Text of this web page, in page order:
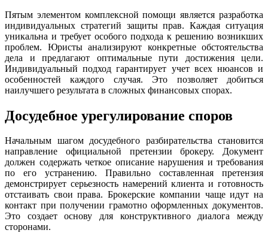
Пятым элементом комплексной помощи является разработка
индивидуальных стратегий защиты прав. Каждая ситуация
уникальна и требует особого подхода к решению возникших
проблем. Юристы анализируют конкретные обстоятельства
дела и предлагают оптимальные пути достижения цели.
Индивидуальный подход гарантирует учет всех нюансов и
особенностей каждого случая. Это позволяет добиться
наилучшего результата в сложных финансовых спорах.
Досудебное урегулирование споров
Начальным шагом досудебного разбирательства становится
направление официальной претензии брокеру. Документ
должен содержать четкое описание нарушения и требования
по его устранению. Правильно составленная претензия
демонстрирует серьезность намерений клиента и готовность
отстаивать свои права. Брокерские компании чаще идут на
контакт при получении грамотно оформленных документов.
Это создает основу для конструктивного диалога между
сторонами.